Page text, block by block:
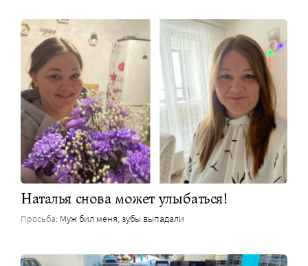
Наталья снова может улыбаться!
Просьба: Муж бил меня, зубы выпадали